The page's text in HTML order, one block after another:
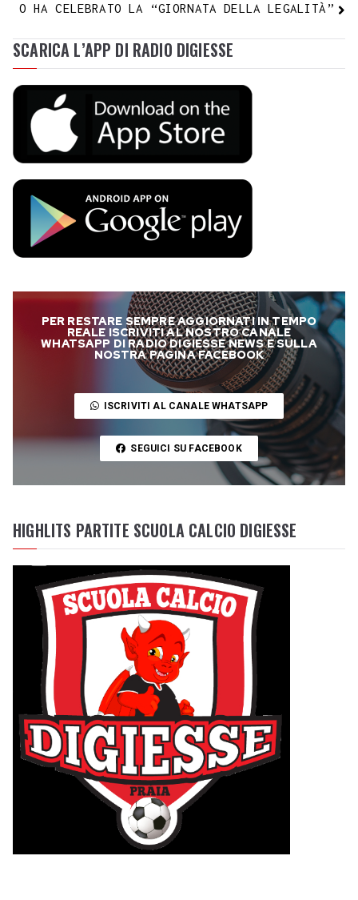
O HA CELEBRATO LA “GIORNATA DELLA LEGALITÀ”
SCARICA L’APP DI RADIO DIGIESSE
PER RESTARE SEMPRE AGGIORNATI IN TEMPO
REALE ISCRIVITI AL NOSTRO CANALE
WHATSAPP DI RADIO DIGIESSE NEWS E SULLA
NOSTRA PAGINA FACEBOOK
ISCRIVITI AL CANALE WHATSAPP
SEGUICI SU FACEBOOK
HIGHLITS PARTITE SCUOLA CALCIO DIGIESSE